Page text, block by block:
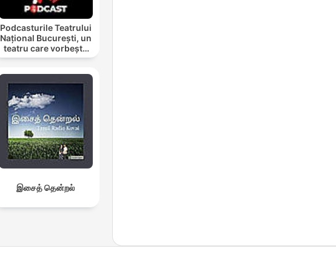
Podcasturile Teatrului
Național București, un
teatru care vorbește
cu tine
இசைத் தென்றல்